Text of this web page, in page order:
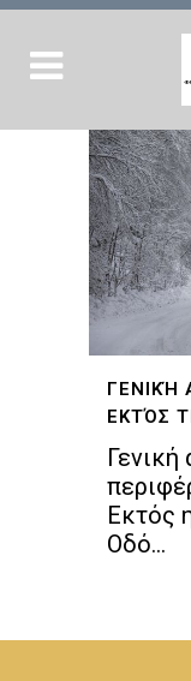
ΓΕΝΙΚΉ
ΕΚΤΌΣ
Γενική
Εκτός
Οδό...